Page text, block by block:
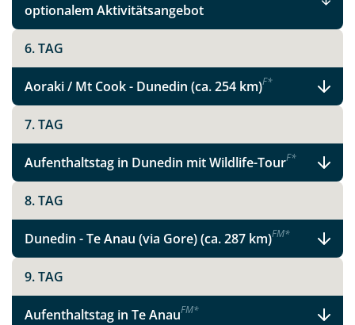
optionalem Aktivitätsangebot
6. TAG
Aoraki / Mt Cook - Dunedin (ca. 254 km)F*
7. TAG
Aufenthaltstag in Dunedin mit Wildlife-TourF*
8. TAG
Dunedin - Te Anau (via Gore) (ca. 287 km)FM*
9. TAG
Aufenthaltstag in Te AnauFM*